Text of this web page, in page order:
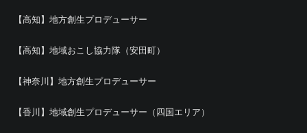
【高知】地方創生プロデューサー
【高知】地域おこし協力隊（安田町）
【神奈川】地方創生プロデューサー
【香川】地域創生プロデューサー（四国エリア）